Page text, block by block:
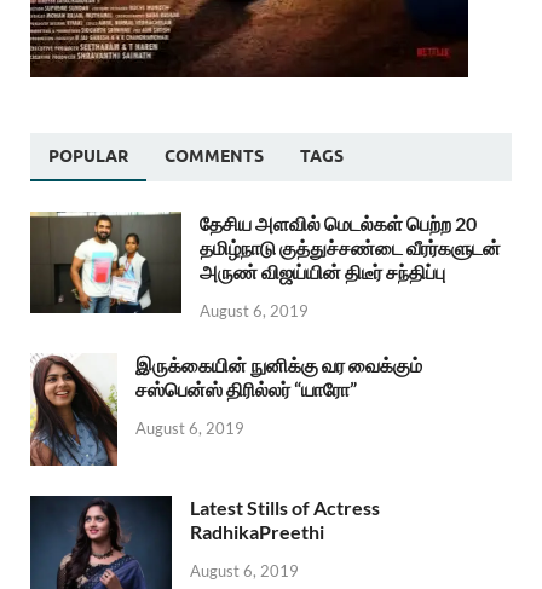
POPULAR COMMENTS TAGS
தேசிய அளவில் மெடல்கள் பெற்ற 20
தமிழ்நாடு குத்துச்சண்டை வீரர்களுடன்
அருண் விஜய்யின் திடீர் சந்திப்பு
August 6, 2019
இருக்கையின் நுனிக்கு வர வைக்கும்
சஸ்பென்ஸ் திரில்லர் “யாரோ”
August 6, 2019
Latest Stills of Actress
RadhikaPreethi
August 6, 2019